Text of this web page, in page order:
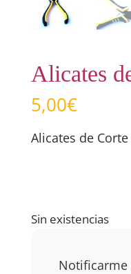
Alicates
5,00€
Alicates de Corte
Sin existencias